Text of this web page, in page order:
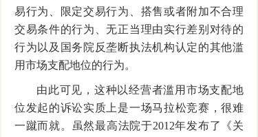
易行为、限定交易行为、搭售或者附加不合理
交易条件的行为、无正当理由实行差别对待的
行为以及国务院反垄断执法机构认定的其他滥
用市场支配地位的行为。
由此可见，这种以经营者滥用市场支配地
位发起的诉讼实质上是一场马拉松竞赛，很难
一蹴而就。虽然最高法院于2012年发布了《关